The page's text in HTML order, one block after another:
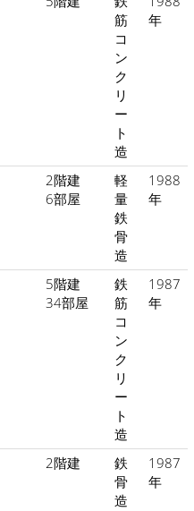
筋
コ
ン
ク
リ
ー
ト
造
年
2階建
6部屋
軽
量
鉄
骨
造
1988
年
5階建
34部屋
鉄
筋
コ
ン
ク
リ
ー
ト
造
1987
年
2階建
鉄
骨
造
1987
年